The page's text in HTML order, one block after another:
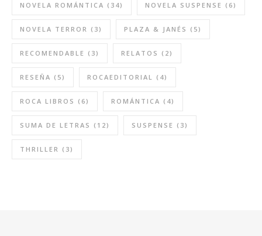
NOVELA ROMÁNTICA (34) NOVELA SUSPENSE (6)
NOVELA TERROR (3) PLAZA & JANÉS (5)
RECOMENDABLE (3) RELATOS (2)
RESEÑA (5) ROCAEDITORIAL (4)
ROCA LIBROS (6) ROMÁNTICA (4)
SUMA DE LETRAS (12) SUSPENSE (3)
THRILLER (3)